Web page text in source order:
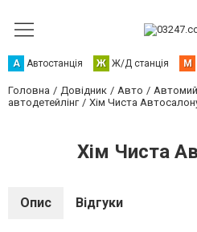
А Автостанція Ж Ж/Д станція М
Головна Довідник Авто
автодетейлінг
Хім Чиста
Хім Чиста
Опис Відгуки